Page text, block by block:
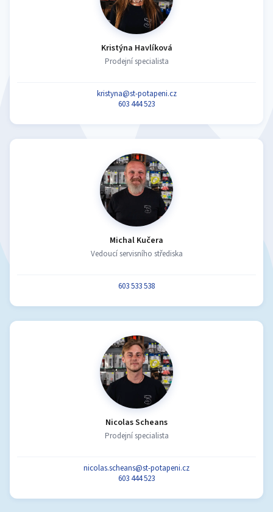
Kristýna Havlíková
Prodejní specialista
kristyna@st-potapeni.cz
603 444 523
Michal Kučera
Vedoucí servisního střediska
603 533 538
Nicolas Scheans
Prodejní specialista
nicolas.scheans@st-potapeni.cz
603 444 523